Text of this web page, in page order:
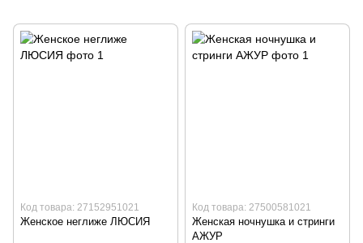
Код товара: 27152951021
Женское неглиже ЛЮСИЯ
Код товара: 27500581021
Женская ночнушка и стринги
АЖУР